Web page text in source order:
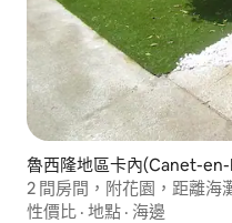
魯西隆地區卡內(Canet-
2 間房間，附花園，距離海
性價比 · 地點 · 海邊